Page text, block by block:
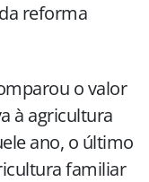
reforma
o valor
à agricultura
ano, o último
familiar